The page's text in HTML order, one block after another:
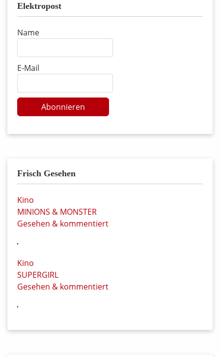
Elektropost
Name
E-Mail
Abonnieren
Frisch Gesehen
Kino
MINIONS & MONSTER
Gesehen & kommentiert
Kino
SUPERGIRL
Gesehen & kommentiert